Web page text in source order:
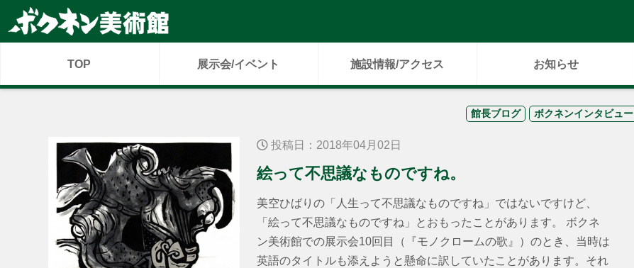
TOP 展示会/イベント 施設情報/アクセス お知らせ
館長ブログ ボクネンインタビュー
投稿日：2018年04月02日
絵って不思議なものですね。
美空ひばりの「人生って不思議なものですね」ではないですけど、
「絵って不思議なものですね」とおもったことがあります。 ボクネ
ン美術館での展示会10回目（『モノクロームの歌』）のとき、当時は
英語のタイトルも添えようと懸命に訳していたことがあります。それ